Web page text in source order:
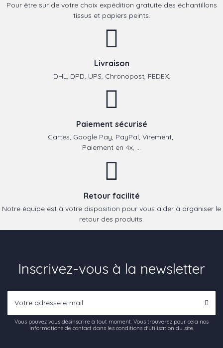
Pour être sur de votre choix expédition gratuite des échantillons
tissus et papiers peints.
Livraison
DHL, DPD, UPS, Chronopost, FEDEX.
Paiement sécurisé
Cartes, Google Pay, PayPal, Virement,
Paiement en 4x, ...
Retour facilité
Notre équipe est à votre disposition pour vous aider à organiser le
retour des produits.
Inscrivez-vous à la newsletter
Vous pouvez vous désinscrire à tout moment. Vous trouverez pour cela nos
informations de contact dans les conditions d'utilisation du site.